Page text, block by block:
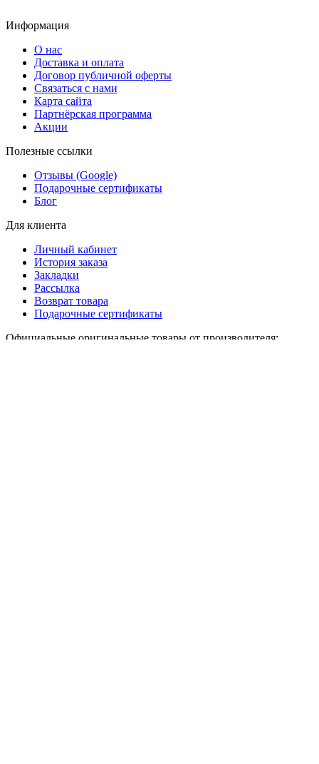
Информация
О нас
Доставка и оплата
Договор публичной оферты
Связаться с нами
Карта сайта
Партнёрская программа
Акции
Полезные ссылки
Отзывы (Google)
Подарочные сертификаты
Блог
Для клиента
Личный кабинет
История заказа
Закладки
Рассылка
Возврат товара
Подарочные сертификаты
Официальные оригинальные товары от производителя: